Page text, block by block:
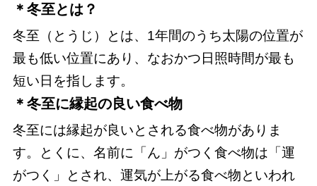
＊冬至とは？
冬至（とうじ）とは、1年間のうち太陽の位置が
最も低い位置にあり、なおかつ日照時間が最も
短い日を指します。
＊冬至に縁起の良い食べ物
冬至には縁起が良いとされる食べ物がありま
す。とくに、名前に「ん」がつく食べ物は「運
がつく」とされ、運気が上がる食べ物といわれ